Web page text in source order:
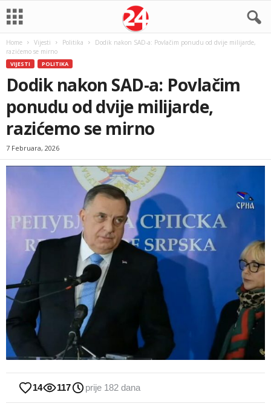
Home Vijesti Politika
Dodik nakon SAD-a: Povlačim ponudu od dvije milijarde,
razićemo se mirno
VIJESTI POLITIKA
Dodik nakon SAD-a: Povlačim
ponudu od dvije milijarde,
razićemo se mirno
7 Februara, 2026
14 117 prije 182 dana